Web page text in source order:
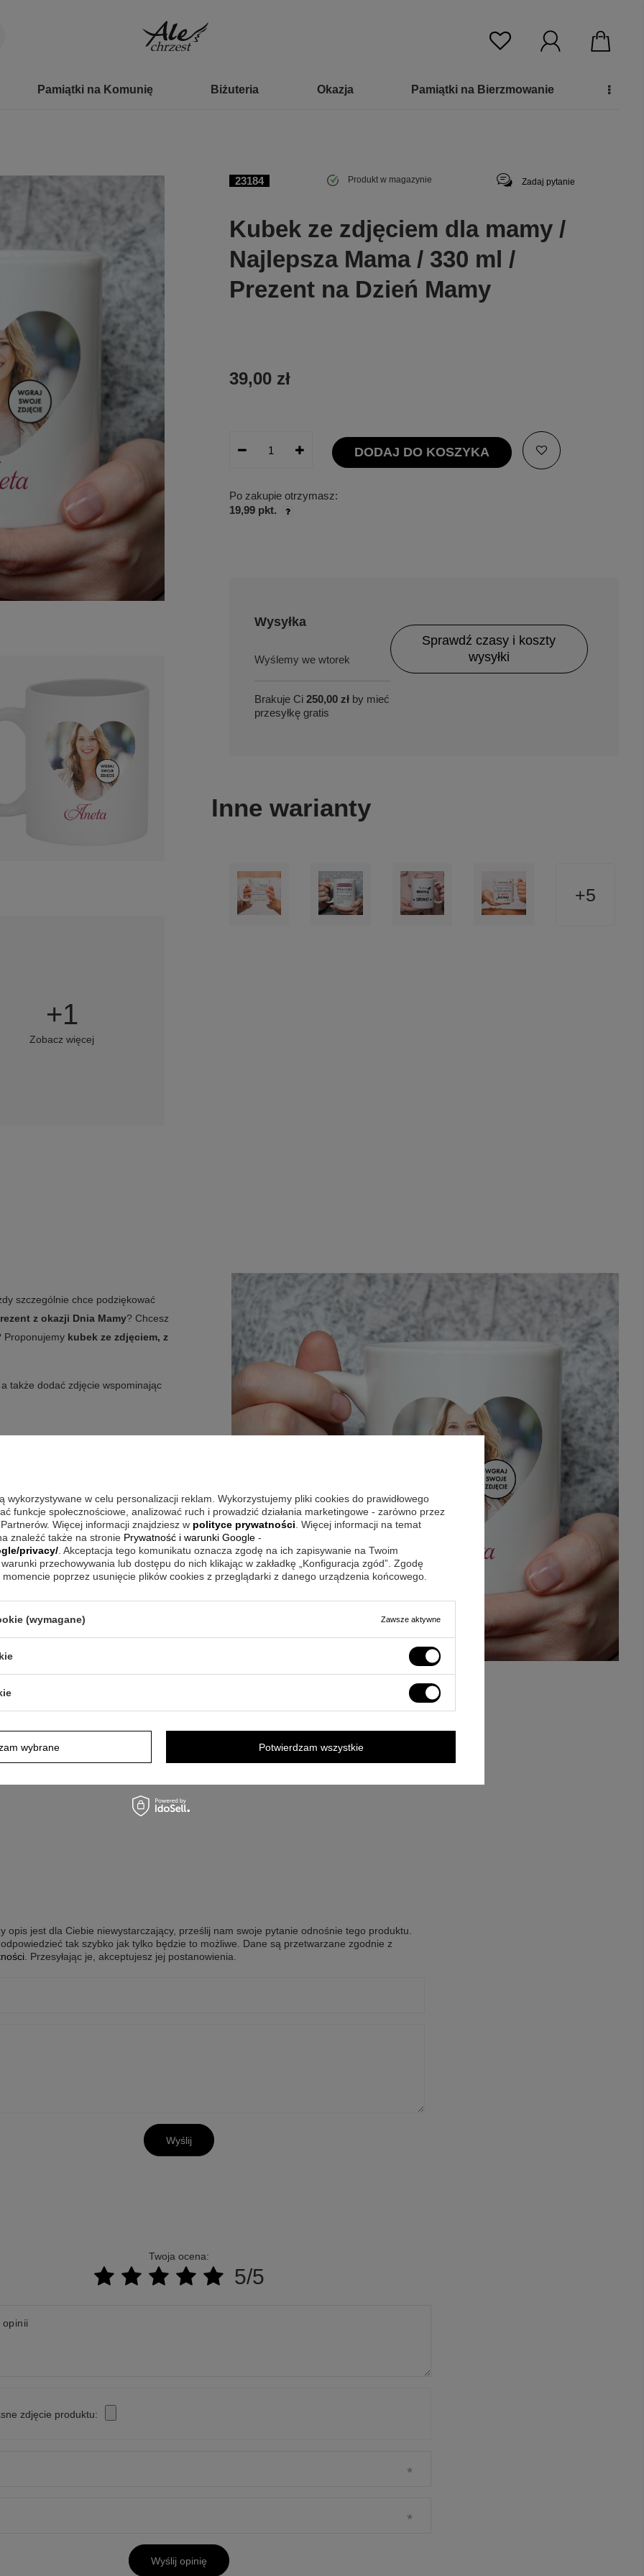
Pamiątki na Komunię Biżuteria Okazja Pamiątki na Bierzmowanie
+1
Zobacz więcej
23184 Produkt w magazynie Zadaj pytanie
Kubek ze zdjęciem dla mamy /
Najlepsza Mama / 330 ml /
Prezent na Dzień Mamy
39,00 zł
DODAJ DO KOSZYKA
Po zakupie otrzymasz:
19,99 pkt.
Wysyłka
we wtorek
Brakuje Ci 250,00 zł by mieć
przesyłkę gratis
Sprawdź czasy i koszty
wysyłki
Inne warianty
5
szczególnie chce podziękować
z okazji Dnia Mamy? Chcesz
Proponujemy kubek ze zdjęciem, z
także dodać zdjęcie wspominając
zmieniając tylko
uzupełnieniem ulubionego
gwarantuje wysoką odporność na
trwałości Twojej dedykacji
opis jest dla Ciebie niewystarczający, prześlij nam swoje pytanie odnośnie tego produktu.
tak szybko jak tylko będzie to możliwe. Dane są przetwarzane zgodnie z
. Przesyłając je, akceptujesz jej postanowienia.
Wyślij
Twoja ocena:
5/5
zdjęcie produktu:
Wyślij opinię
wykorzystywane w celu personalizacji reklam. Wykorzystujemy pliki cookies do prawidłowego
funkcje społecznościowe, analizować ruch i prowadzić działania marketingowe - zarówno przez
Więcej informacji znajdziesz w polityce prywatności . Więcej informacji na temat
znaleźć także na stronie Prywatność i warunki Google -
privacy/ . Akceptacja tego komunikatu oznacza zgodę na ich zapisywanie na Twoim
przechowywania lub dostępu do nich klikając w zakładkę „Konfiguracja zgód”. Zgodę
poprzez usunięcie plików cookies z przeglądarki z danego urządzenia końcowego.
(wymagane) Zawsze aktywne
wybrane Potwierdzam wszystkie